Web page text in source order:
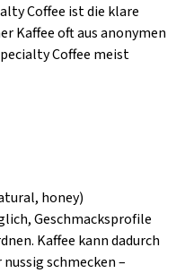
Coffee ist die klare
Kaffee oft aus anonymen
Coffee meist
honey)
Geschmacksprofile
Kaffee kann dadurch
schmecken –